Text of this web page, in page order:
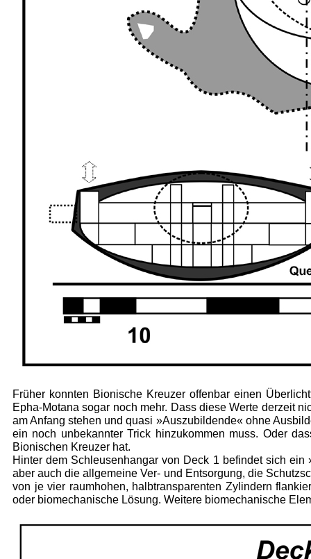
Früher konnten Bionische Kreuzer offenbar einen
Epha-Motana sogar noch mehr. Dass diese Werte derzeit
am Anfang ste­hen und quasi »Auszubildende« ohne
ein noch unbekannter Trick hinzukommen muss. Oder
Bionischen Kreuzer hat.
Hinter dem Schleusenhangar von Deck 1 befindet sich
aber auch die allgemeine Ver- und Entsorgung, die
von je vier raumhohen, halbtransparenten Zylindern
oder biomechanische Lösung. Weitere biomechanische